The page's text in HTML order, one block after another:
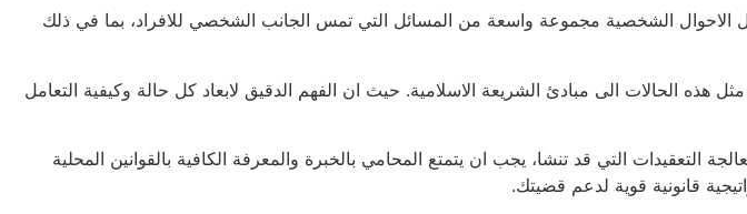
الشخصية مجموعة واسعة من المسائل التي تمس الجانب الشخصي للافراد، بما في ذلك
هذه الحالات الى مبادئ الشريعة الاسلامية. حيث ان الفهم الدقيق لابعاد كل حالة وكيفية التعامل
التي قد تنشا، يجب ان يتمتع المحامي بالخبرة والمعرفة الكافية بالقوانين المحلية
قانونية قوية لدعم قضيتك.